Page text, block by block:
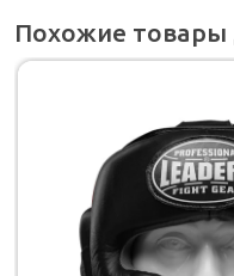
Похожие товары